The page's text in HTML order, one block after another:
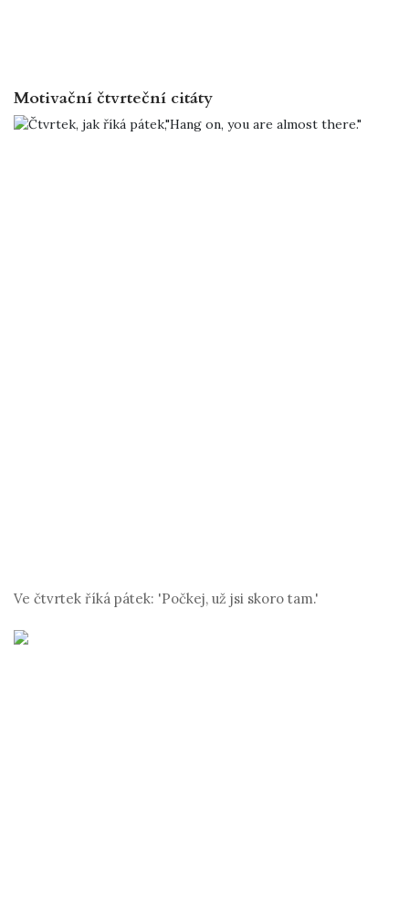
Motivační čtvrteční citáty
Ve čtvrtek říká pátek: 'Počkej, už jsi skoro tam.'